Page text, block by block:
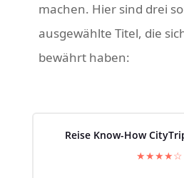
machen. Hier sind drei
ausgewählte Titel, die
bewährt haben:
Reise Know-How
★★★★☆